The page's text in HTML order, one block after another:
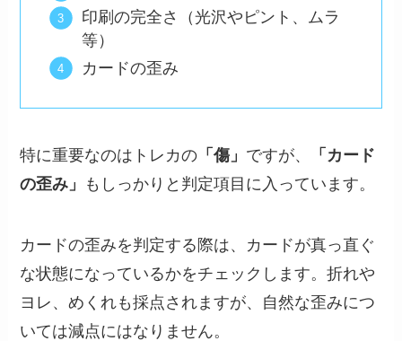
印刷の完全さ（光沢やピント、ムラ
等）
カードの歪み
特に重要なのはトレカの 「傷」 ですが、
「カード
の歪み」
もしっかりと判定項目に入っています。
カードの歪みを判定する際は、カードが真っ直ぐ
な状態になっているかをチェックします。折れや
ヨレ、めくれも採点されますが、自然な歪みにつ
いては減点にはなりません。